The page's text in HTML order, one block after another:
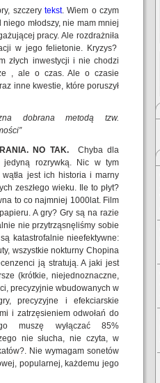
szczery tekst. Wiem o czym
młodszy, nie mam mniej
pracy. Ale rozdrażniła
w jego felietonie. Kryzys?
złych inwestycji i nie chodzi
, ale o czas. Ale o czasie
inne kwestie, które poruszył
dobrana metodą tzw.
NO TAK.Chyba dla
rozrywką. Nic w tym
jest ich historia i marny
zeszłego wieku. Ile to płyt?
to co najmniej 1000lat. Film
A gry? Gry są na razie
nie przytrząsnęliśmy sobie
katastrofalnie nieefektywne:
wszystkie nokturny Chopina
ją stratują. A jaki jest
(krótkie, niejednoznaczne,
precyzyjnie wbudowanych w
precyzyjne i efekciarskie
i zatrzęsieniem odwołań do
muszę wyłączać 85%
nie słucha, nie czyta, w
Nie wymagam sonetów
popularnej, każdemu jego